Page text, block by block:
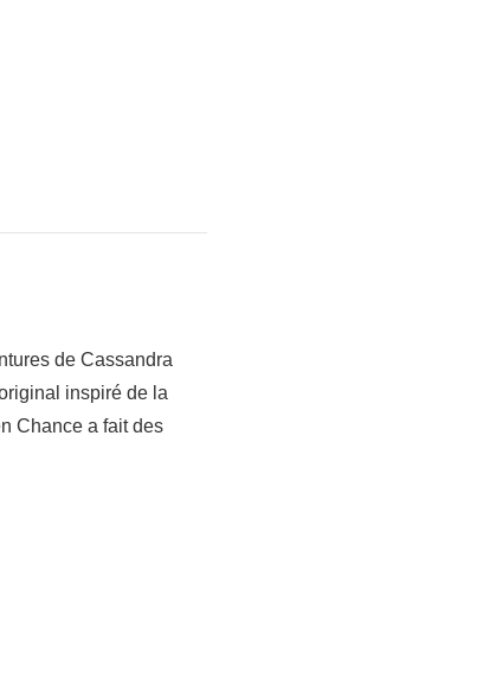
de Cassandra
inspiré de la
Chance a fait des